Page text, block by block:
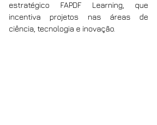
estratégico FAPDF Learning, que
incentiva projetos nas áreas de
ciência, tecnologia e inovação.